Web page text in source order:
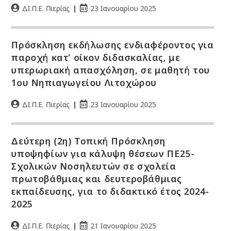
ΔΙ.Π.Ε. Πιερίας 23 Ιανουαρίου 2025
Πρόσκληση εκδήλωσης ενδιαφέροντος για
παροχή κατ’ οίκον διδασκαλίας, με
υπερωριακή απασχόληση, σε μαθητή του
1ου Νηπιαγωγείου Λιτοχώρου
ΔΙ.Π.Ε. Πιερίας 23 Ιανουαρίου 2025
Δεύτερη (2η) Τοπική Πρόσκληση
υποψηφίων για κάλυψη θέσεων ΠΕ25-
Σχολικών Νοσηλευτών σε σχολεία
πρωτοβάθμιας και δευτεροβάθμιας
εκπαίδευσης, για το διδακτικό έτος 2024-
2025
ΔΙ.Π.Ε. Πιερίας 21 Ιανουαρίου 2025